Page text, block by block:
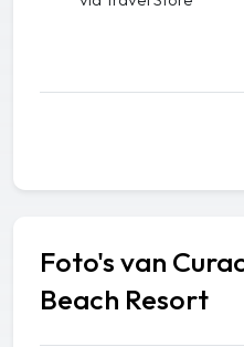
Foto's van
Beach Resort